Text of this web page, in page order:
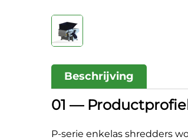
Beschrijving
01 —
P-serie enkelas shredders